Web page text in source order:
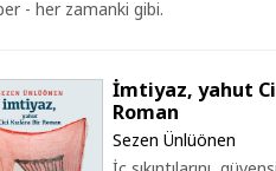
- her zamanki gibi.
İmtiyaz, yahut
Roman
Sezen Ünlüönen